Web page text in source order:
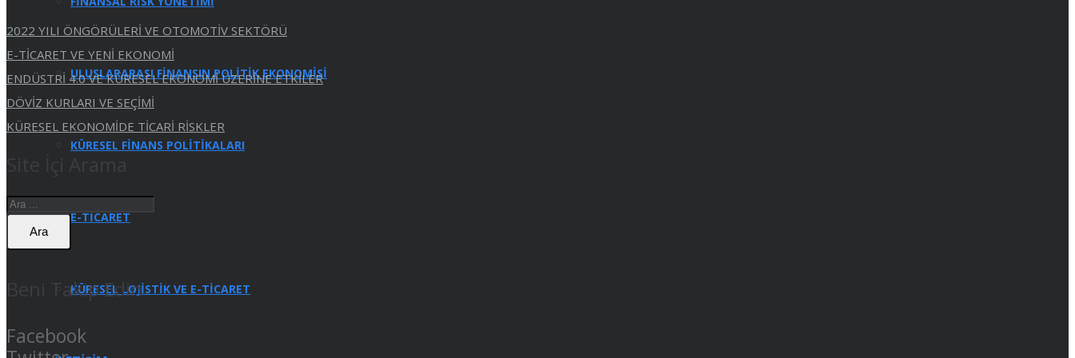
ULUSLARARASI FİNANSIN POLİTİK EKONOMİSİ
KÜRESEL FİNANS POLİTİKALARI
E-TİCARET
KÜRESEL LOJİSTİK VE E-TİCARET
2022 YILI ÖNGÖRÜLERİ VE OTOMOTİV SEKTÖRÜ
E-TİCARET VE YENİ EKONOMİ
ENDÜSTRİ 4.0 VE KÜRESEL EKONOMİ ÜZERİNE ETKİLER
DÖVİZ KURLARI VE SEÇİMİ
KÜRESEL EKONOMİDE TİCARİ RİSKLER
Ara
Beni Takip Edin
Facebook